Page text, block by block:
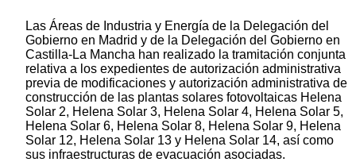
Las Áreas de Industria y Energía de la Delegación del
Gobierno en Madrid y de la Delegación del Gobierno en
Castilla-La Mancha han realizado la tramitación conjunta
relativa a los expedientes de autorización administrativa
previa de modificaciones y autorización administrativa de
construcción de las plantas solares fotovoltaicas Helena
Solar 2, Helena Solar 3, Helena Solar 4, Helena Solar 5,
Helena Solar 6, Helena Solar 8, Helena Solar 9, Helena
Solar 12, Helena Solar 13 y Helena Solar 14, así como
sus infraestructuras de evacuación asociadas.